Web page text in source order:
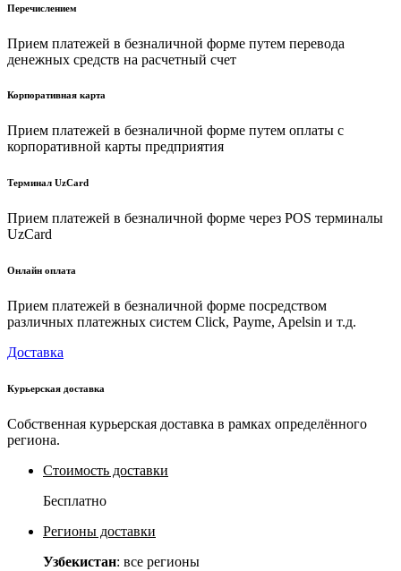
Перечислением
Прием платежей в безналичной форме путем перевода
денежных средств на расчетный счет
Корпоративная карта
Прием платежей в безналичной форме путем оплаты с
корпоративной карты предприятия
Терминал UzCard
Прием платежей в безналичной форме через POS терминалы
UzCard
Онлайн оплата
Прием платежей в безналичной форме посредством
различных платежных систем Click, Payme, Apelsin и т.д.
Доставка
Курьерская доставка
Собственная курьерская доставка в рамках определённого
региона.
Стоимость доставки
Бесплатно
Регионы доставки
Узбекистан: все регионы